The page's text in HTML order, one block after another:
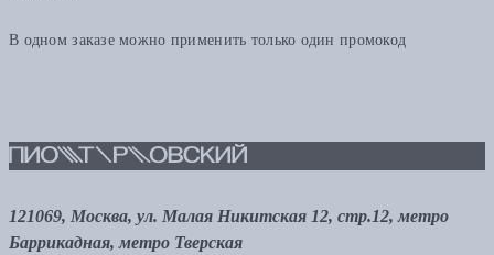
В одном заказе можно применить только один промокод
121069, Москва, ул. Малая Никитская 12, стр.12, метро
Баррикадная, метро Тверская